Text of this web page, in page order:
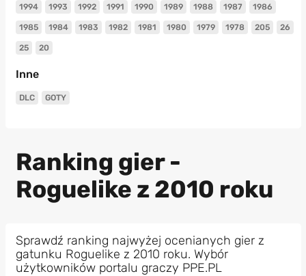
1994 1993 1992 1991 1990 1989 1988 1987 1986
1985 1984 1983 1982 1981 1980 1979 1978 205 26
25 20
Inne
DLC GOTY
Ranking gier -
Roguelike z 2010 roku
Sprawdź ranking najwyżej ocenianych gier z
gatunku Roguelike z 2010 roku. Wybór
użytkowników portalu graczy PPE.PL